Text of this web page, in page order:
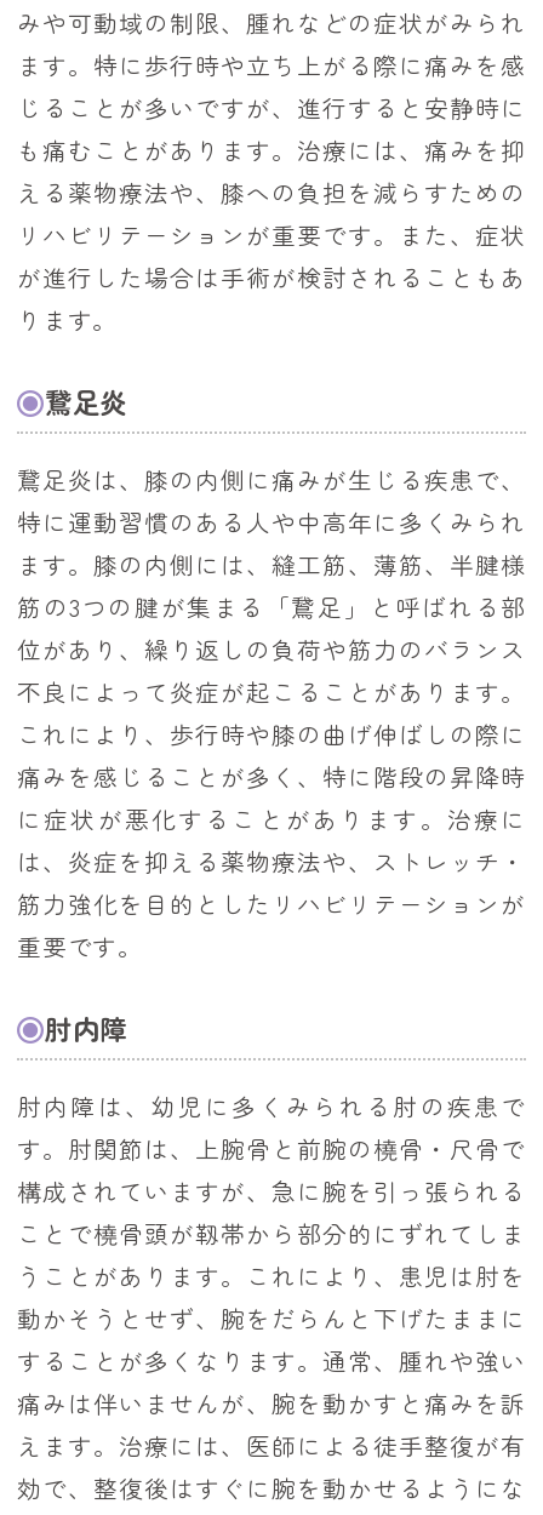
みや可動域の制限、腫れなどの症状がみられ
ます。特に歩行時や立ち上がる際に痛みを感
じることが多いですが、進行すると安静時に
も痛むことがあります。治療には、痛みを抑
える薬物療法や、膝への負担を減らすための
リハビリテーションが重要です。また、症状
が進行した場合は手術が検討されることもあ
ります。
鵞足炎
鵞足炎は、膝の内側に痛みが生じる疾患で、
特に運動習慣のある人や中高年に多くみられ
ます。膝の内側には、縫工筋、薄筋、半腱様
筋の3つの腱が集まる「鵞足」と呼ばれる部
位があり、繰り返しの負荷や筋力のバランス
不良によって炎症が起こることがあります。
これにより、歩行時や膝の曲げ伸ばしの際に
痛みを感じることが多く、特に階段の昇降時
に症状が悪化することがあります。治療に
は、炎症を抑える薬物療法や、ストレッチ・
筋力強化を目的としたリハビリテーションが
重要です。
肘内障
肘内障は、幼児に多くみられる肘の疾患で
す。肘関節は、上腕骨と前腕の橈骨・尺骨で
構成されていますが、急に腕を引っ張られる
ことで橈骨頭が靱帯から部分的にずれてしま
うことがあります。これにより、患児は肘を
動かそうとせず、腕をだらんと下げたままに
することが多くなります。通常、腫れや強い
痛みは伴いませんが、腕を動かすと痛みを訴
えます。治療には、医師による徒手整復が有
効で、整復後はすぐに腕を動かせるようにな